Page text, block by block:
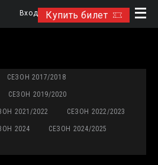
Купить билет
Вход
СЕЗОН 2017/2018
СЕЗОН 2019/2020
2021/2022 СЕЗОН 2022/2023
2024 СЕЗОН 2024/2025